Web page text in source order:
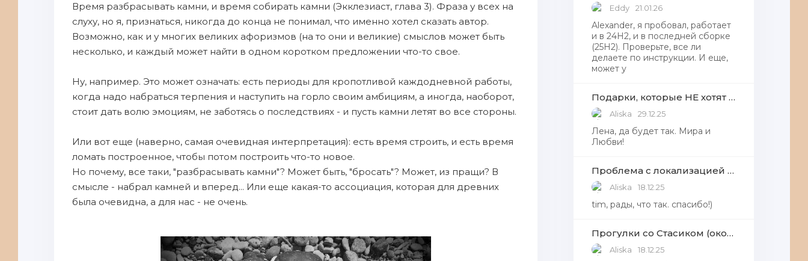
Время разбрасывать камни, и время собирать камни (Экклезиаст, глава 3). Фраза у всех на
слуху, но я, признаться, никогда до конца не понимал, что именно хотел сказать автор.
Возможно, как и у многих великих афоризмов (на то они и великие) смыслов может быть
несколько, и каждый может найти в одном коротком предложении что-то свое.
Ну, например. Это может означать: есть периоды для кропотливой каждодневной работы,
когда надо набраться терпения и наступить на горло своим амбициям, а иногда, наоборот,
стоит дать волю эмоциям, не заботясь о последствиях - и пусть камни летят во все стороны.
Или вот еще (наверно, самая очевидная интерпретация): есть время строить, и есть время
ломать построенное, чтобы потом построить что-то новое.
Но почему, все таки, "разбрасывать камни"? Может быть, "бросать"? Может, из пращи? В
смысле - набрал камней и вперед... Или еще какая-то ассоциация, которая для древних
была очевидна, а для нас - не очень.
Eddy 21.01.26
Alexander, я пробовал, работает
и в 24H2, и в последней сборке
(25H2). Проверьте, все ли
делаете по инструкции. И еще,
может у
Подарки, которые НЕ хотят получать от Деда Мороза
Aliska 29.12.25
Лена, да будет так. Мира и
Любви!
Проблема с локализацией языков Windows Defender, Microsoft Store в Windows 11
Aliska 18.12.25
tim, рады, что так. спасибо!)
Прогулки со Стасиком (окончание)
Aliska 18.12.25